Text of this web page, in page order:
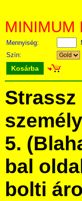
MINIMUM
Mennyiség:
Szín:
Kosárba
5.
bal
bolti